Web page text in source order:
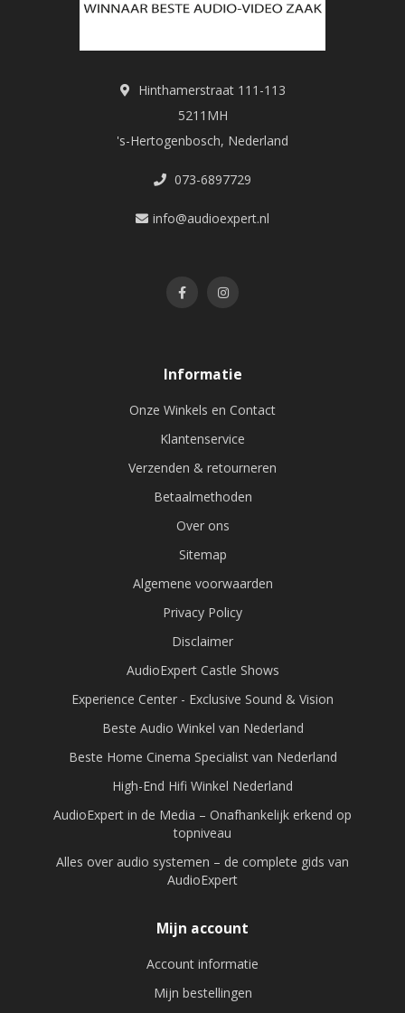
Hinthamerstraat 111-113
5211MH
's-Hertogenbosch, Nederland
073-6897729
info@audioexpert.nl
Informatie
Onze Winkels en Contact
Klantenservice
Verzenden & retourneren
Betaalmethoden
Over ons
Sitemap
Algemene voorwaarden
Privacy Policy
Disclaimer
AudioExpert Castle Shows
Experience Center - Exclusive Sound & Vision
Beste Audio Winkel van Nederland
Beste Home Cinema Specialist van Nederland
High-End Hifi Winkel Nederland
AudioExpert in de Media – Onafhankelijk erkend op
topniveau
Alles over audio systemen – de complete gids van
AudioExpert
Mijn account
Account informatie
Mijn bestellingen